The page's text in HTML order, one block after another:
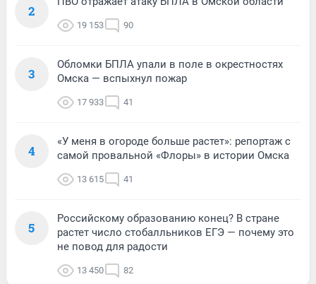
2
19 153 90
3
Обломки БПЛА упали в поле в окрестностях
Омска — вспыхнул пожар
17 933 41
4
«У меня в огороде больше растет»: репортаж с
самой провальной «Флоры» в истории Омска
13 615 41
5
Российскому образованию конец? В стране
растет число стобалльников ЕГЭ — почему это
не повод для радости
13 450 82